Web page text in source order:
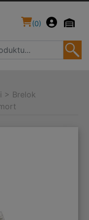
(0)
> Brelok